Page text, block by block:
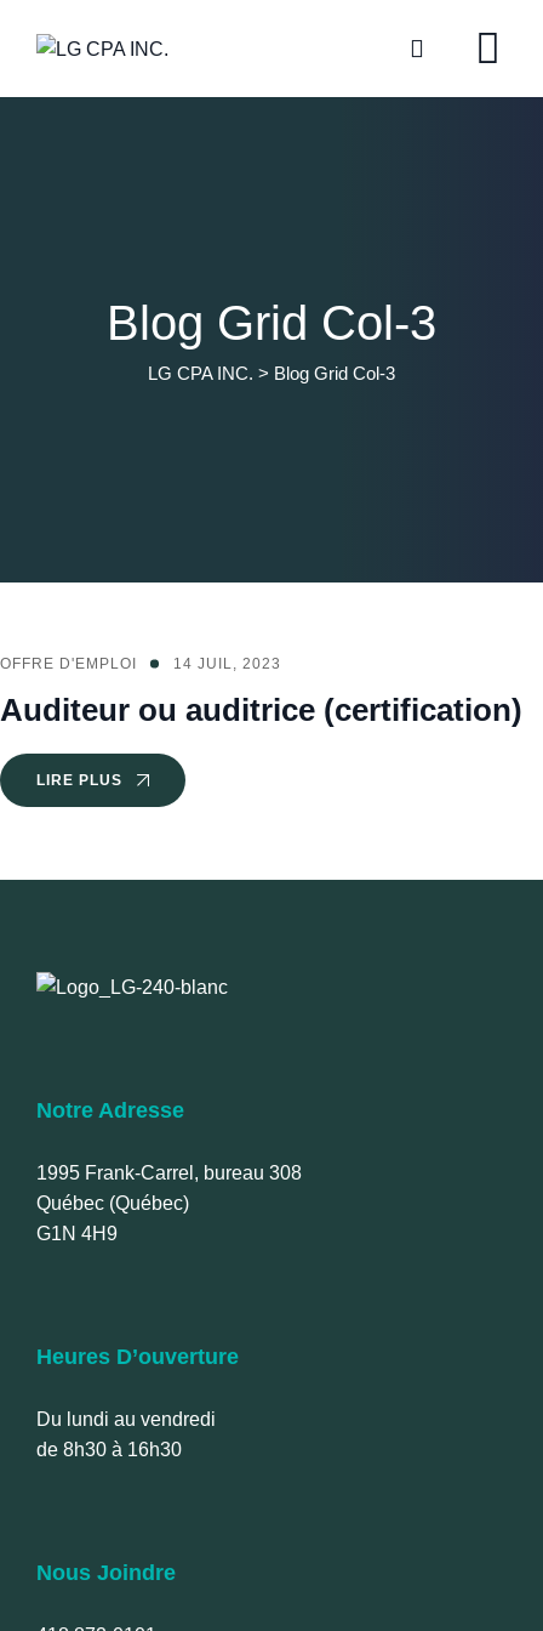
Blog Grid Col-3
LG CPA INC. > Blog Grid Col-3
OFFRE D'EMPLOI 14 JUIL, 2023
Auditeur ou auditrice (certification)
LIRE PLUS
Notre Adresse
1995 Frank-Carrel, bureau 308
Québec (Québec)
G1N 4H9
Heures D’ouverture
Du lundi au vendredi
de 8h30 à 16h30
Nous Joindre